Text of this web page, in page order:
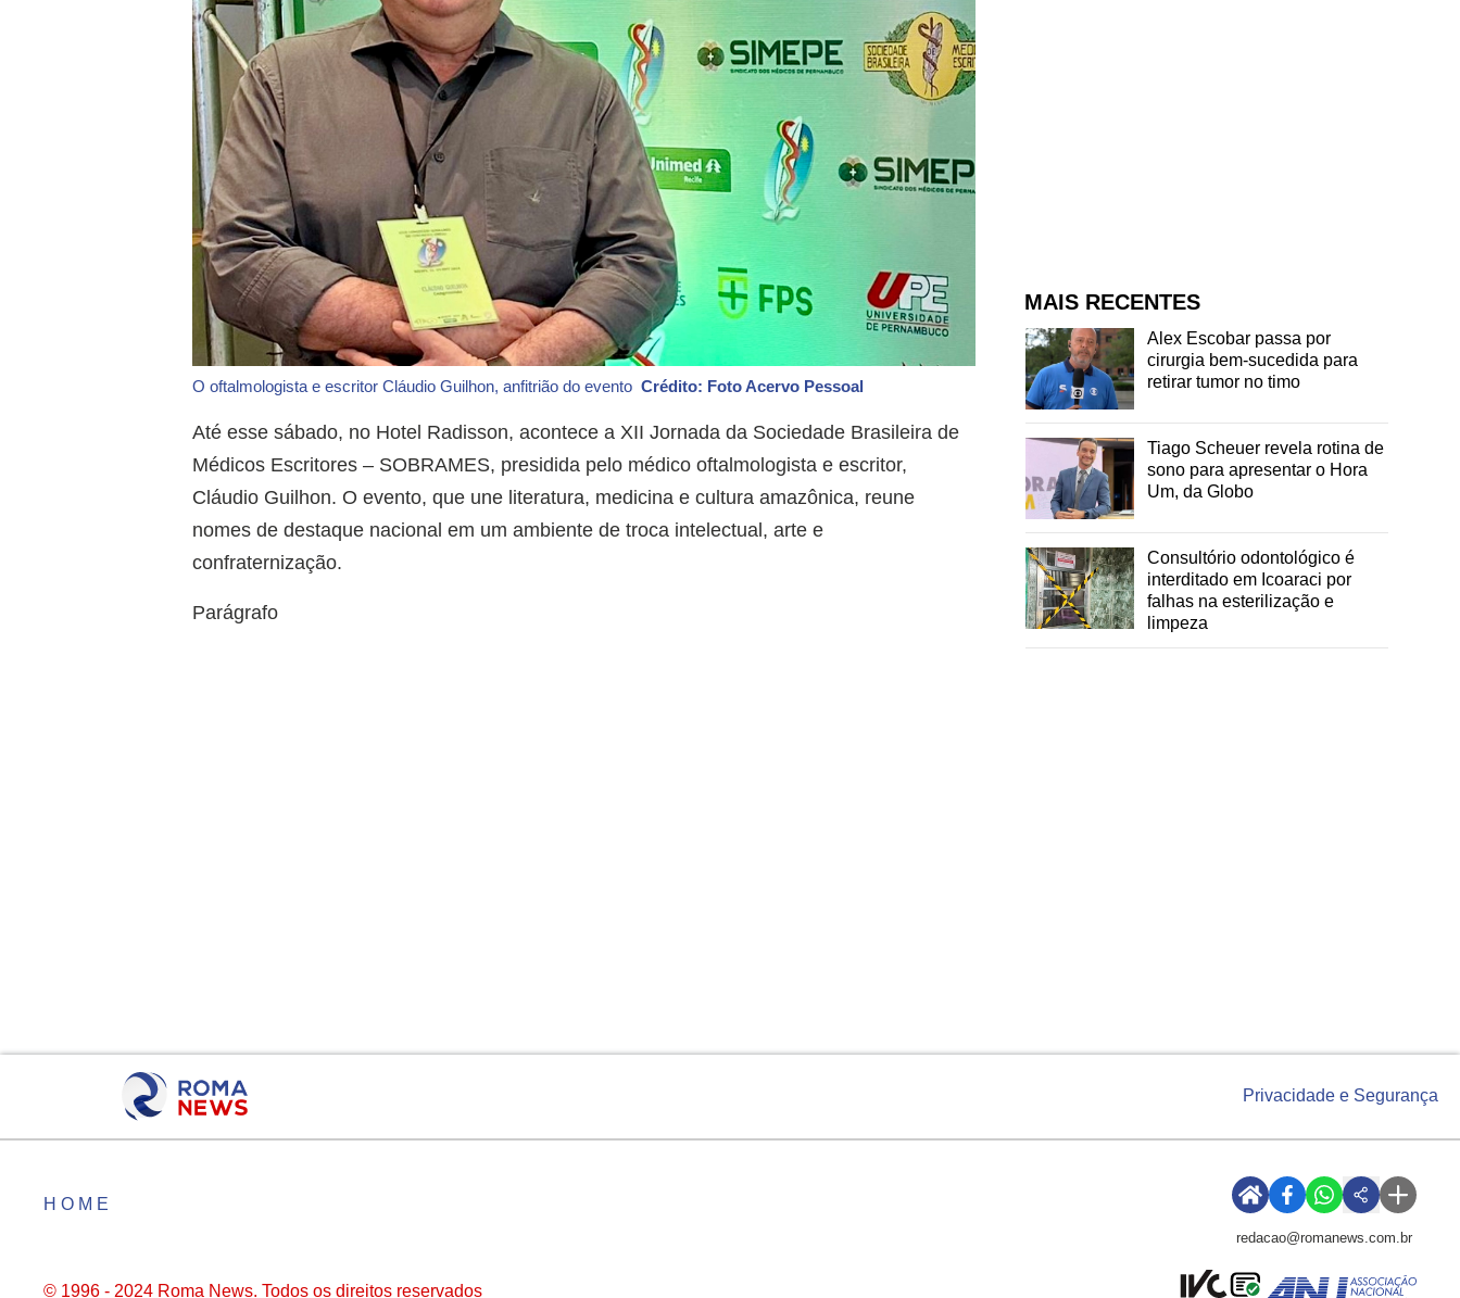
O oftalmologista e escritor Cláudio Guilhon, anfitrião do eventoCrédito: Foto Acervo Pessoal
Até esse sábado, no Hotel Radisson, acontece a XII Jornada da Sociedade Brasileira de
Médicos Escritores – SOBRAMES, presidida pelo médico oftalmologista e escritor,
Cláudio Guilhon. O evento, que une literatura, medicina e cultura amazônica, reune
nomes de destaque nacional em um ambiente de troca intelectual, arte e
confraternização.
Parágrafo
MAIS RECENTES
Alex Escobar passa por
cirurgia bem-sucedida para
retirar tumor no timo
Tiago Scheuer revela rotina de
sono para apresentar o Hora
Um, da Globo
Consultório odontológico é
interditado em Icoaraci por
falhas na esterilização e
limpeza
Privacidade e Segurança
HOME
redacao@romanews.com.br
© 1996 - 2024 Roma News. Todos os direitos reservados